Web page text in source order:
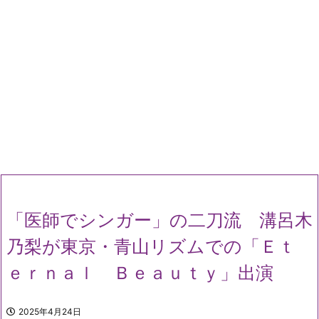
「医師でシンガー」の二刀流 溝呂木
乃梨が東京・青山リズムでの「Ｅｔ
ｅｒｎａｌ Ｂｅａｕｔｙ」出演
2025年4月24日